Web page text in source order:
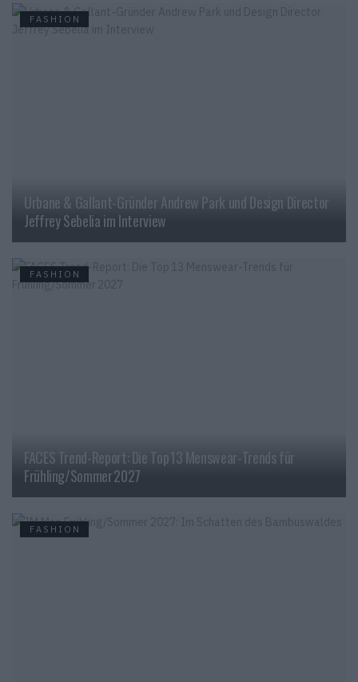
FASHION
Urbane & Gallant-Gründer Andrew Park und Design Director
Jeffrey Sebelia im Interview
FASHION
FACES Trend-Report: Die Top 13 Menswear-Trends für
Frühling/Sommer 2027
FASHION